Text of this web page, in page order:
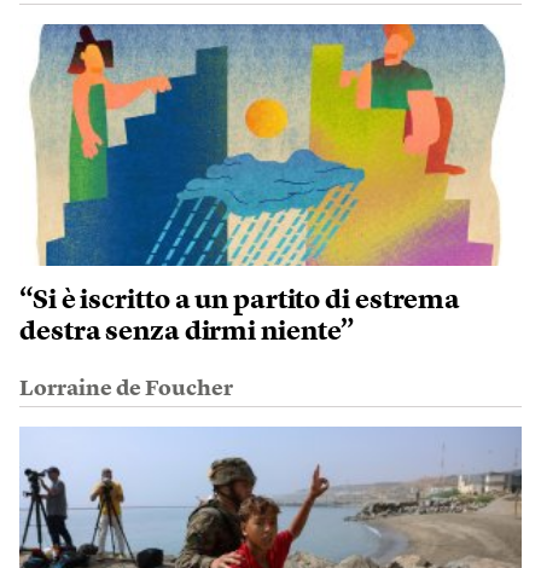
“Si è iscritto a un partito di estrema
destra senza dirmi niente”
Lorraine de Foucher